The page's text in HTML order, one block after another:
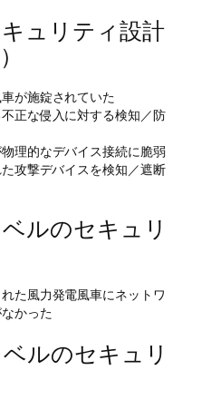
ュリティ設計
が施錠されていた
正な侵入に対する検知／防
理的なデバイス接続に脆弱
攻撃デバイスを検知／遮断
ルのセキュリ
た風力発電風車にネットワ
かった
ルのセキュリ